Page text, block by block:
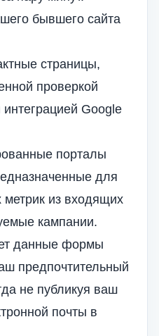
бывшего сайта
страницы,
проверкой
Google
порталы
для
метрик из входящих
кампании.
данные формы
предпочтительный
не публикуя ваш
почты в